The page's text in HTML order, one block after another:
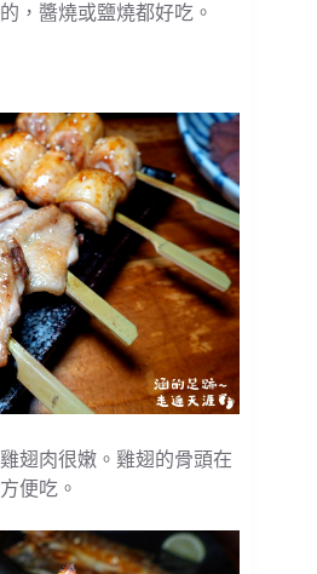
，醬燒或鹽燒都好吃。
翅肉很嫩。雞翅的骨頭在
便吃。